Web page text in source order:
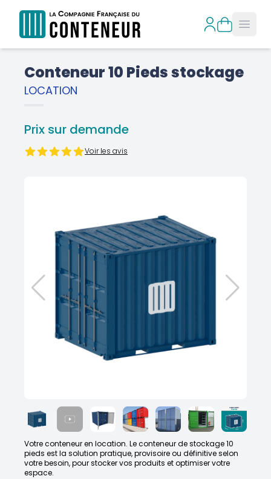
Conteneur 10 Pieds stockage
LOCATION
Prix sur demande
Voir les avis
Votre conteneur en location. Le conteneur de stockage 10
pieds est la solution pratique, provisoire ou définitive selon
votre besoin, pour stocker vos produits et optimiser votre
espace.